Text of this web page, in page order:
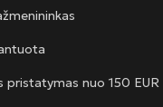
pristatymas nuo 150 EUR